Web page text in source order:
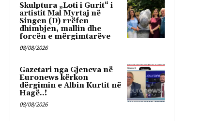
Skulptura „Loti i Gurit“ i
artistit Mal Myrtaj në
Singen (D) rrëfen
dhimbjen, mallin dhe
forcën e mërgimtarëve
08/08/2026
Gazetari nga Gjeneva në
Euronews kërkon
dërgimin e Albin Kurtit në
Hagë..!
08/08/2026